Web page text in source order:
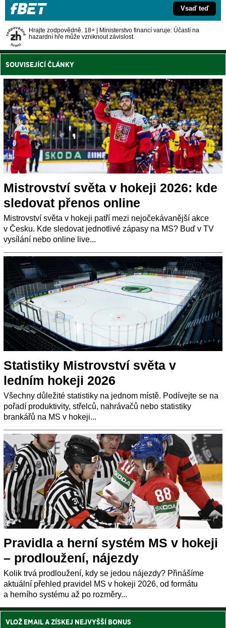
Vsaď teď
Hrajte zodpovědně. 18+ | Ministerstvo financí varuje: Účastí na
hazardní hře může vzniknout závislost.
SOUVISEJÍCÍ ČLÁNKY
Mistrovství světa v hokeji 2026: kde
sledovat přenos online
Mistrovství světa v hokeji patří mezi nejočekávanější akce
v Česku. Kde sledovat jednotlivé zápasy na MS? Buď v TV
vysílání nebo online live...
Statistiky Mistrovství světa v
ledním hokeji 2026
Všechny důležité statistiky na jednom místě. Podívejte se na
pořadí produktivity, střelců, nahrávačů nebo statistiky
brankářů na MS v hokeji...
Pravidla a herní systém MS v hokeji
– prodloužení, nájezdy
Kolik trvá prodloužení, kdy se jedou nájezdy? Přinášíme
aktuální přehled pravidel MS v hokeji 2026, od formátu
a herního systému až po rozměry...
VLOŽ EMAIL A ZÍSKEJ NEJVYŠŠÍ BONUS